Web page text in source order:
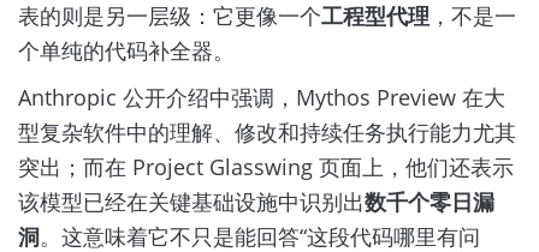
表的则是另一层级：它更像一个工程型代理 ，不是一
个单纯的代码补全器。
Anthropic 公开介绍中强调，Mythos Preview 在大
型复杂软件中的理解、修改和持续任务执行能力尤其
突出；而在 Project Glasswing 页面上，他们还表示
该模型已经在关键基础设施中识别出数千个零日漏
洞。这意味着它不只是能回答“这段代码哪里有问